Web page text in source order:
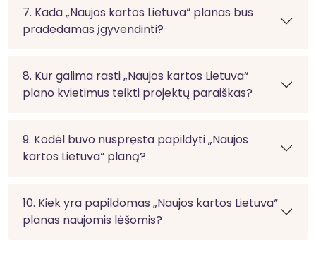
7. Kada „Naujos kartos Lietuva“ planas bus
pradedamas įgyvendinti?
8. Kur galima rasti „Naujos kartos Lietuva“
plano kvietimus teikti projektų paraiškas?
9. Kodėl buvo nuspręsta papildyti „Naujos
kartos Lietuva“ planą?
10. Kiek yra papildomas „Naujos kartos Lietuva“
planas naujomis lėšomis?